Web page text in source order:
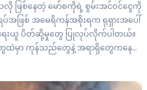
ဖြစ်နေတဲ့ မော်စကိုရဲ့ စွမ်းအင်ဝင်ငွေကို
ဖြစ် အမေရိကန်အစိုးရက ရုရှားအပေါ်
ေးယူ ပိတ်ဆို့မှုတွေ ပြုလုပ်လိုက်ပါတယ်။
ထဲမှာ ကုန်သည်တွေနဲ့ အရာရှိတွေကနေ